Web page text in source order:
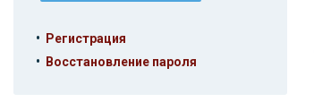
• Регистрация
• Восстановление пароля